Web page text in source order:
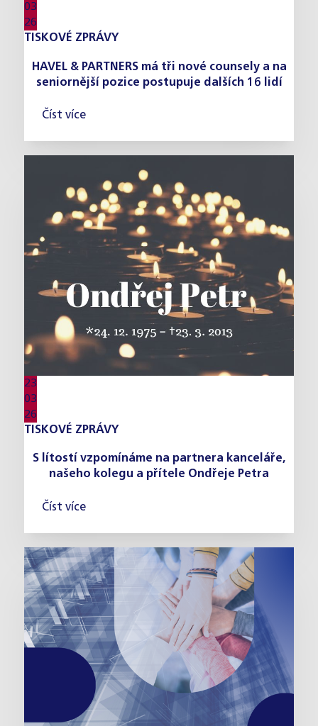
03
26
TISKOVÉ ZPRÁVY
HAVEL & PARTNERS má tři nové counsely a na
seniornější pozice postupuje dalších 16 lidí
Číst více
23
03
26
TISKOVÉ ZPRÁVY
S lítostí vzpomínáme na partnera kanceláře,
našeho kolegu a přítele Ondřeje Petra
Číst více